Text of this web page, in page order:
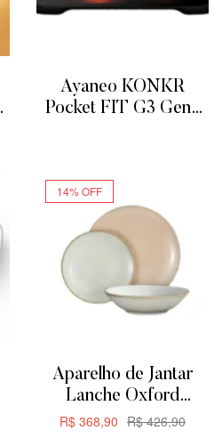
Ayaneo KONKR
Pocket FIT G3 Gen3
14% OFF
Aparelho de Jantar
Lanche Oxford
Aquarela Flat 12 Peças
R$426,90
R$ 368,90